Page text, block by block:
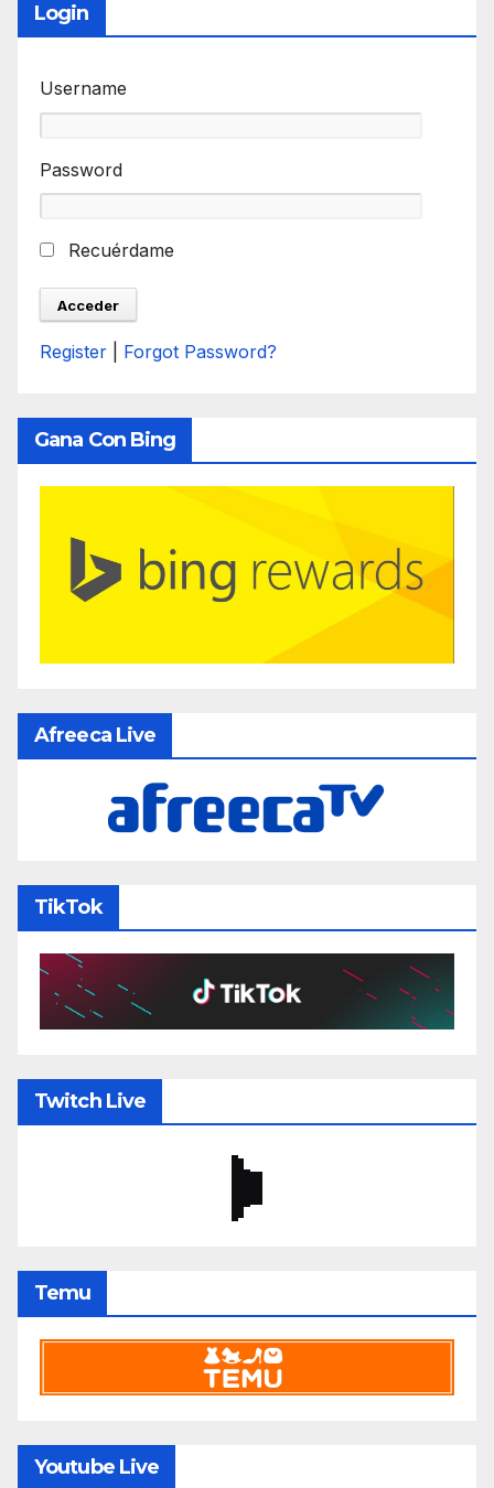
Login
Username
Password
Recuérdame
Register Forgot Password?
Gana Con Bing
Afreeca Live
TikTok
Twitch Live
Temu
Youtube Live